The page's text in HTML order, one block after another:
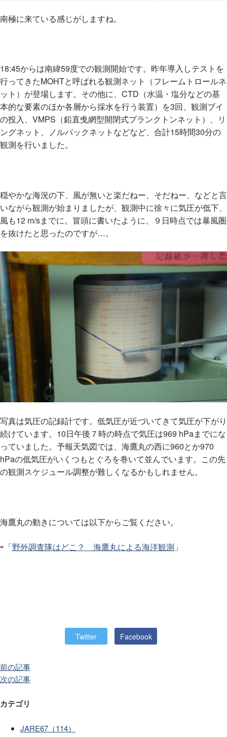
南極に来ている感じがしますね。
18:45からは南緯59度での観測開始です。昨年導入しテストを
行ってきたMOHTと呼ばれる観測ネット（フレームトロールネ
ット）が登場します。その他に、CTD（水温・塩分などの基
本的な要素のほか各層から採水を行う装置）を3回、観測ブイ
の投入、VMPS（鉛直曵網型開閉式プランクトンネット）、リ
ングネット、ノルパックネットなどなど、合計15時間30分の
観測を行いました。
穏やかな海況の下、風が無いと楽だねー、そだねー、などと言
いながら観測が始まりましたが、観測中に徐々に気圧が低下、
風も12 m/sまでに。冒頭に書いたように、９日時点では暴風圏
を抜けたと思ったのですが…。
写真は気圧の記録計です。低気圧が近づいてきて気圧が下がり
続けています。10日午後７時の時点で気圧は969 hPaまでにな
っていました。予報天気図では、海鷹丸の西に960とか970
hPaの低気圧がいくつもとぐろを巻いて並んでいます。この先
の観測スケジュール調整が難しくなるかもしれません。
海鷹丸の動きについては以下からご覧ください。
⇨「野外調査隊はどこ？ 海鷹丸による海洋観測 」
Twitter Facebook
前の記事
次の記事
カテゴリ
JARE67（114）